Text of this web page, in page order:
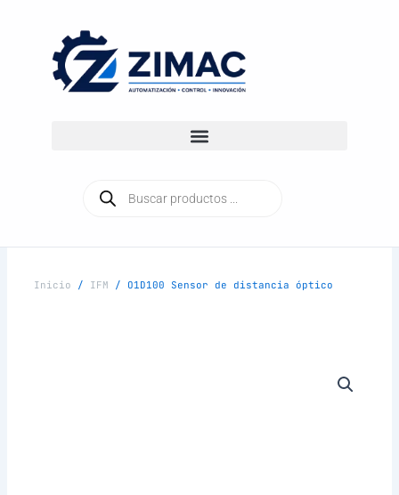
contenido
productos
Inicio / IFM / O1D100 Sensor de distancia óptico